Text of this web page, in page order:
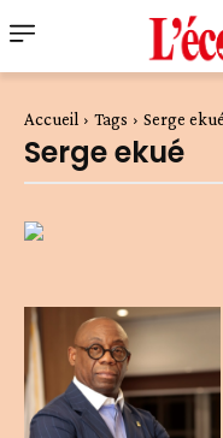
Accueil Tags Serge ekué
Serge ekué